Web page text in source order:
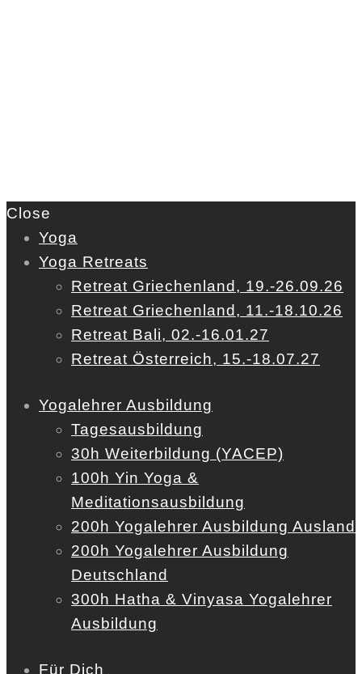
Close
Yoga
Yoga Retreats
Retreat Griechenland, 19.-26.09.26
Retreat Griechenland, 11.-18.10.26
Retreat Bali, 02.-16.01.27
Retreat Österreich, 15.-18.07.27
Yogalehrer Ausbildung
Tagesausbildung
30h Weiterbildung (YACEP)
100h Yin Yoga &
Meditationsausbildung
200h Yogalehrer Ausbildung Ausland
200h Yogalehrer Ausbildung
Deutschland
300h Hatha & Vinyasa Yogalehrer
Ausbildung
Für Dich